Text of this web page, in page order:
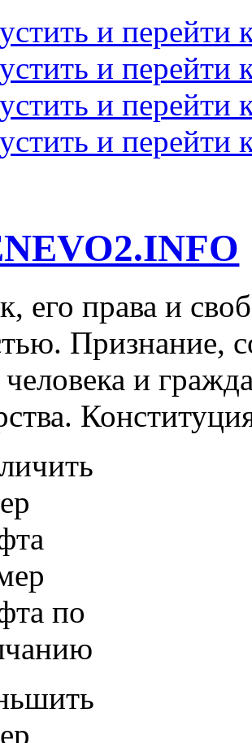
и перейти
и перейти
и перейти
и перейти
его права и
Признание,
и